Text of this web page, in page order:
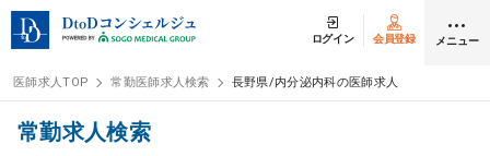
ログイン 会員登録 メニュー
ログイン
医師求人TOP 常勤医師求人検索 長野県/内分泌内科の医師求人
常勤求人検索